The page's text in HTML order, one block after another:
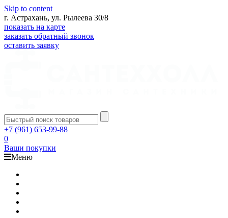
Skip to content
г. Астрахань, ул. Рылеева 30/8
показать на карте
заказать обратный звонок
оставить заявку
+7 (961) 653-99-88
0
Ваши покупки
Меню